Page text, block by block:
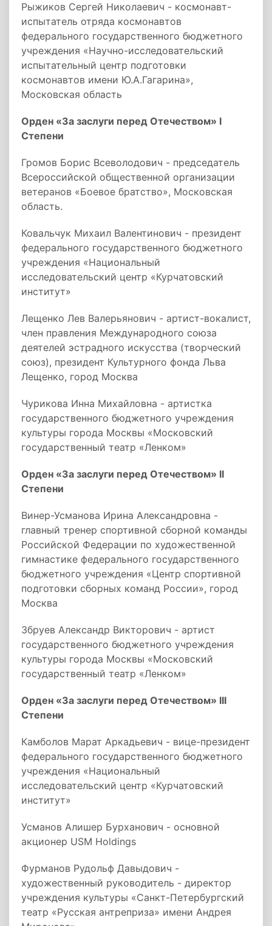
Рыжиков Сергей Николаевич - космонавт-
испытатель отряда космонавтов
федерального государственного бюджетного
учреждения «Научно-исследовательский
испытательный центр подготовки
космонавтов имени Ю.А.Гагарина»,
Московская область
Орден «За заслуги перед Отечеством» I
Степени
Громов Борис Всеволодович - председатель
Всероссийской общественной организации
ветеранов «Боевое братство», Московская
область.
Ковальчук Михаил Валентинович - президент
федерального государственного бюджетного
учреждения «Национальный
исследовательский центр «Курчатовский
институт»
Лещенко Лев Валерьянович - артист-вокалист,
член правления Международного союза
деятелей эстрадного искусства (творческий
союз), президент Культурного фонда Льва
Лещенко, город Москва
Чурикова Инна Михайловна - артистка
государственного бюджетного учреждения
культуры города Москвы «Московский
государственный театр «Ленком»
Орден «За заслуги перед Отечеством» II
Степени
Винер-Усманова Ирина Александровна -
главный тренер спортивной сборной команды
Российской Федерации по художественной
гимнастике федерального государственного
бюджетного учреждения «Центр спортивной
подготовки сборных команд России», город
Москва
Збруев Александр Викторович - артист
государственного бюджетного учреждения
культуры города Москвы «Московский
государственный театр «Ленком»
Орден «За заслуги перед Отечеством» III
Степени
Камболов Марат Аркадьевич - вице-президент
федерального государственного бюджетного
учреждения «Национальный
исследовательский центр «Курчатовский
институт»
Усманов Алишер Бурханович - основной
акционер USM Holdings
Фурманов Рудольф Давыдович -
художественный руководитель - директор
учреждения культуры «Санкт-Петербургский
театр «Русская антреприза» имени Андрея